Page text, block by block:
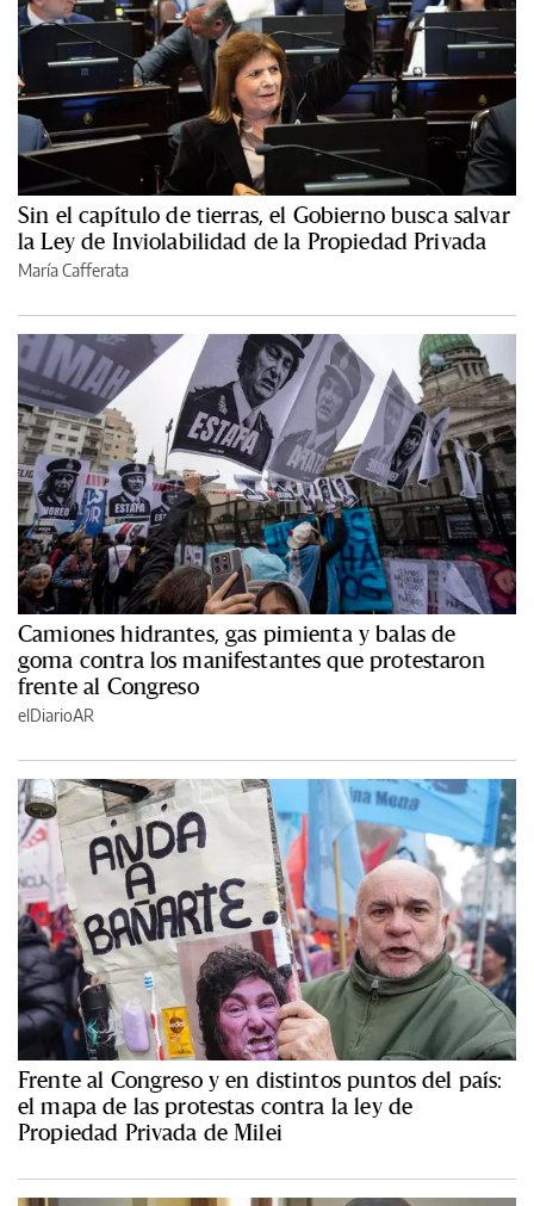
Sin el capítulo de tierras, el Gobierno busca salvar
la Ley de Inviolabilidad de la Propiedad Privada
María Cafferata
Camiones hidrantes, gas pimienta y balas de
goma contra los manifestantes que protestaron
frente al Congreso
elDiarioAR
Frente al Congreso y en distintos puntos del país:
el mapa de las protestas contra la ley de
Propiedad Privada de Milei